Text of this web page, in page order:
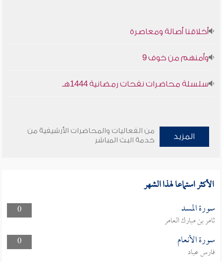
أخلاقنا أصالة ومعاصرة
وأمنهم من خوف 9
سلسلة محاضرات نفحات رمضانية 1444هـ
المزيد
من الفعاليات والمحاضرات الأرشيفية من
خدمة البث المباشر
الأكثر استماعا لهذا الشهر
0 سورة المسد
ثامر بن مبارك العامر
0
سورة الأنعام
فارس عباد